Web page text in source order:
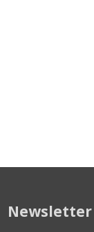
Newsletter